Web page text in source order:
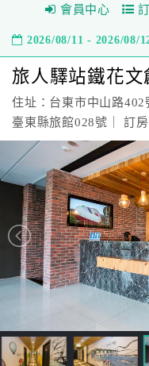
會員中心
2026/08/11 - 2026/08/
旅人驛站鐵花文
住址：台東市中山路402
臺東縣旅館028號｜ 訂